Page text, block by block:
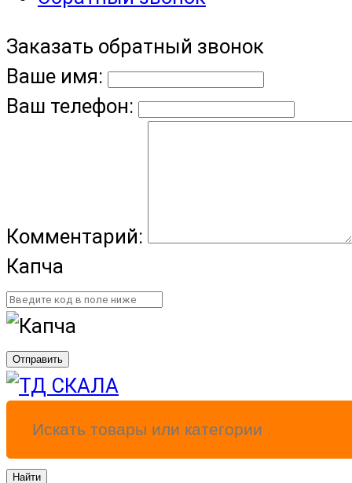
Заказать обратный звонок
Ваше имя:
Ваш телефон:
Комментарий:
Капча
Отправить
Найти